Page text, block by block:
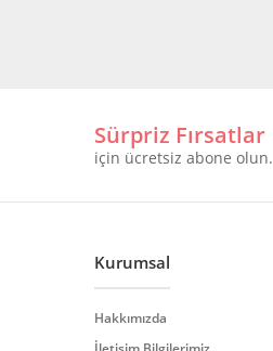
Sürpriz Fırsatlar
için ücretsiz abone olun.
Kurumsal
Hakkımızda